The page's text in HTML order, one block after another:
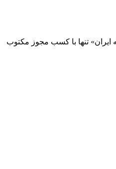
تنها با کسب مجوز مکتوب